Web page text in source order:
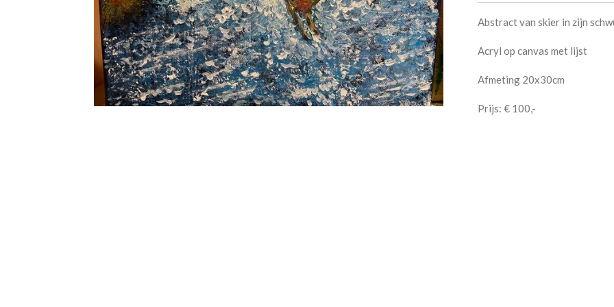
Abstract van skier in zijn
Acryl op canvas met lijst
Afmeting 20x30cm
Prijs: € 100,-